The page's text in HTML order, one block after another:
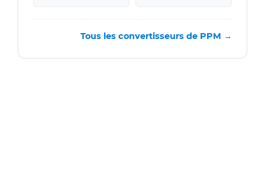
Tous les convertisseurs de PPM →